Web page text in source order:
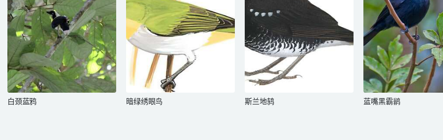
白颈蓝鸦 暗绿绣眼鸟 斯兰地鸫 蓝嘴黑霸鹟